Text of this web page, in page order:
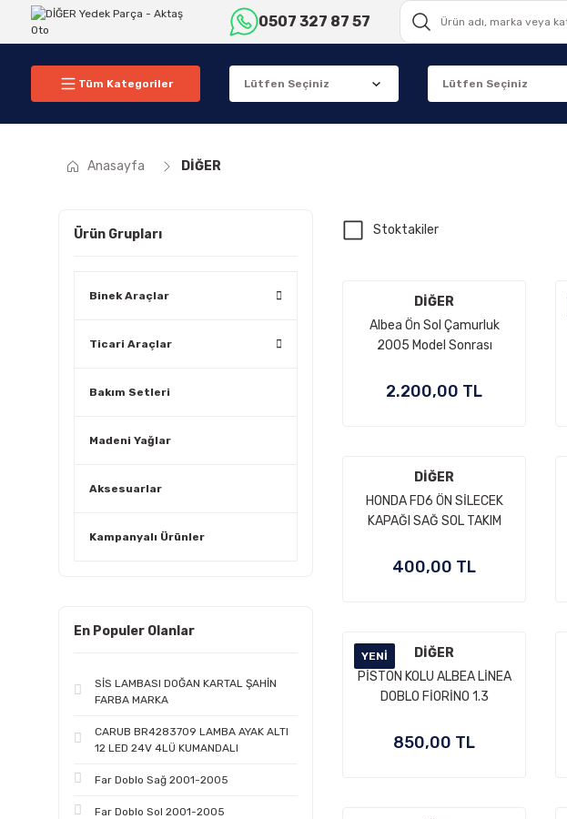
0507 327 87 57
Tüm Kategoriler
Anasayfa DİĞER
Ürün Grupları
Binek Araçlar
Ticari Araçlar
Bakım Setleri
Madeni Yağlar
Aksesuarlar
Kampanyalı Ürünler
En Populer Olanlar
SİS LAMBASI DOĞAN KARTAL ŞAHİN
FARBA MARKA
CARUB BR4283709 LAMBA AYAK ALTI
12 LED 24V 4LÜ KUMANDALI
Far Doblo Sağ 2001-2005
Far Doblo Sol 2001-2005
Stoktakiler
DİĞER
Albea Ön Sol Çamurluk
2005 Model Sonrası
2.200,00 TL
DİĞER
HONDA FD6 ÖN SİLECEK
KAPAĞI SAĞ SOL TAKIM
400,00 TL
YENI
DİĞER
PİSTON KOLU ALBEA LİNEA
DOBLO FİORİNO 1.3
850,00 TL